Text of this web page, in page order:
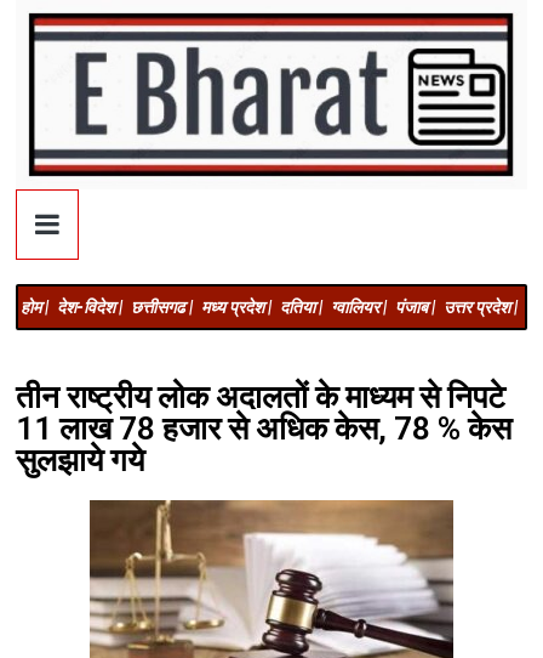
होम | देश-विदेश | छत्तीसगढ | मध्य प्रदेश | दतिया | ग्वालियर | पंजाब | उत्तर प्रदेश |
तीन राष्ट्रीय लोक अदालतों के माध्यम से निपटे
11 लाख 78 हजार से अधिक केस, 78 % केस
सुलझाये गये